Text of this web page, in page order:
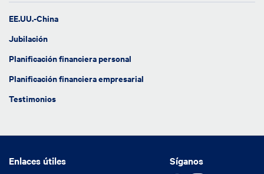
EE.UU.-China
Jubilación
Planificación financiera personal
Planificación financiera empresarial
Testimonios
Síganos
Enlaces útiles
Enlaces útiles